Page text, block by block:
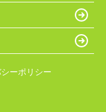
ーポリシー